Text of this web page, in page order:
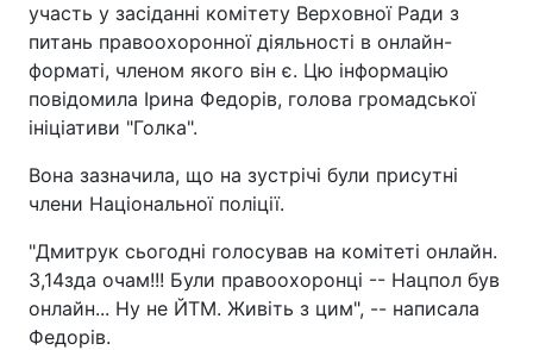
участь у засіданні комітету Верховної Ради з
питань правоохоронної діяльності в онлайн-
форматі, членом якого він є. Цю інформацію
повідомила Ірина Федорів, голова громадської
ініціативи "Голка".
Вона зазначила, що на зустрічі були присутні
члени Національної поліції.
"Дмитрук сьогодні голосував на комітеті онлайн.
3,14зда очам!!! Були правоохоронці -- Нацпол був
онлайн... Ну не ЙТМ. Живіть з цим", -- написала
Федорів.